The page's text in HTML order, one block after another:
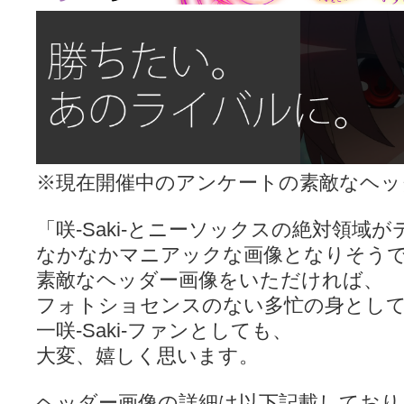
※現在開催中のアンケートの素敵なヘ
「咲-Saki-とニーソックスの絶対領域が
なかなかマニアックな画像となりそう
素敵なヘッダー画像をいただければ、
フォトショセンスのない多忙の身とし
一咲-Saki-ファンとしても、
大変、嬉しく思います。